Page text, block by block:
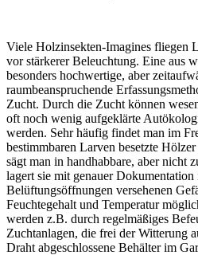
Viele Holzinsekten-Imagines fliegen
vor stärkerer Beleuchtung. Eine aus
besonders hochwertige, aber
raumbeanspruchende
Zucht. Durch die Zucht können
oft noch wenig aufgeklärte
werden. Sehr häufig findet man im
bestimmbaren Larven besetzte
sägt man in handhabbare, aber nicht
lagert sie mit genauer
Belüftungsöffnungen versehenen
Feuchtegehalt und Temperatur
werden z.B. durch regelmäßiges
Zuchtanlagen, die frei der Witterung
Draht abgeschlossene Behälter im